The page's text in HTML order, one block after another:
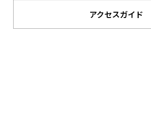
ダイニングは特徴的な石のタイル床アクセスガイド